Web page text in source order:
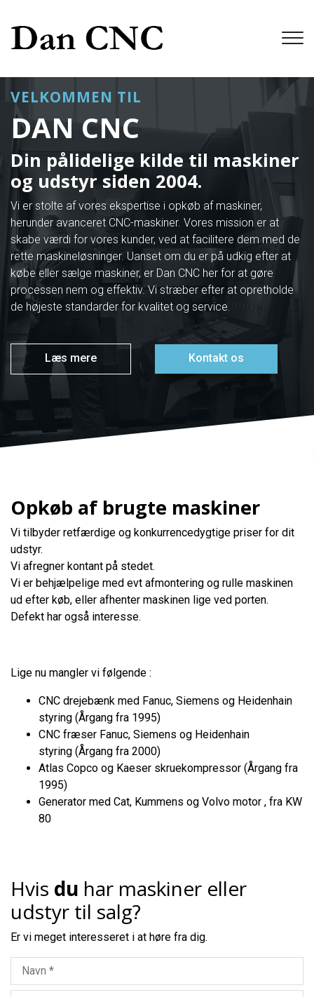
hovedindhold
VELKOMMEN TIL
DAN CNC
Din pålidelige kilde til maskiner
og udstyr siden 2004.
Vi er stolte af vores ekspertise i opkøb af maskiner,
herunder avanceret CNC-maskiner. Vores mission er at
skabe værdi for vores kunder, ved at facilitere dem med de
rette maskineløsninger. Uanset om du er på udkig efter at
købe eller sælge maskiner, er Dan CNC her for at gøre
processen nem og effektiv. Vi stræber efter at opretholde
de højeste standarder for kvalitet og service.
Læs mere Kontakt os
Opkøb af brugte maskiner
Vi tilbyder retfærdige og konkurrencedygtige priser for dit
udstyr.
Vi afregner kontant på stedet.
Vi er behjælpelige med evt afmontering og rulle maskinen
ud efter køb, eller afhenter maskinen lige ved porten.
Defekt har også interesse.
Lige nu mangler vi følgende :
CNC drejebænk med Fanuc, Siemens og Heidenhain
styring (Årgang fra 1995)
CNC fræser Fanuc, Siemens og Heidenhain
styring (Årgang fra 2000)
Atlas Copco og Kaeser skruekompressor (Årgang fra
1995)
Generator med Cat, Kummens og Volvo motor , fra KW
80
Hvis du har maskiner eller
udstyr til salg?
Er vi meget interesseret i at høre fra dig.